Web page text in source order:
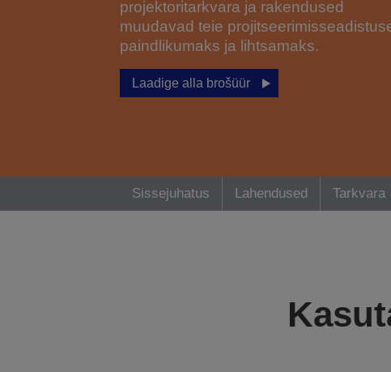
projektoritarkvara ja rakendused
muudavad teie
paindlikumaks ja lihtsamaks.
Laadige alla brošüür
Sissejuhatus Lahendused Tarkvara